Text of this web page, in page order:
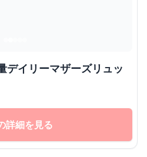
デイリーマザーズリュッ
詳細を見る